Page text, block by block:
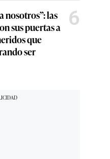
nosotros”: las
sus puertas a
que
ser
6